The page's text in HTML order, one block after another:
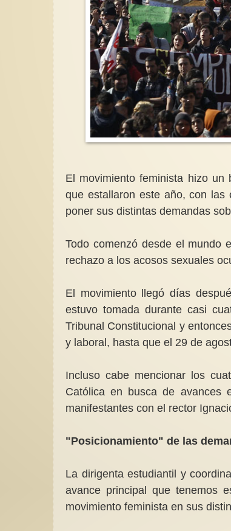
El movimiento feminista hizo un
que estallaron este año, con las
poner sus distintas demandas
Todo comenzó desde el mundo
rechazo a los acosos sexuales
El movimiento llegó días
estuvo tomada durante casi
Tribunal Constitucional y
y laboral, hasta que el 29 de
Incluso cabe mencionar los
Católica en busca de
manifestantes con el rector
"Posicionamiento" de las
La dirigenta estudiantil y
avance principal que tenemos
movimiento feminista en sus